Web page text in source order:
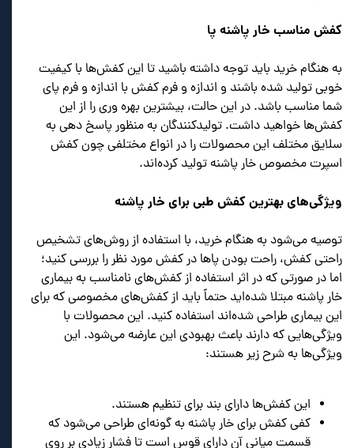
کفش مناسب خار پاشنه پا
به هنگام خرید باید توجه داشته باشید تا این کفش‌ها با کیفیت
خوبی تولید شده باشند و اندازه و فرم کفش با اندازه و فرم پای
شما مناسب باشد. در این حالت، بیشترین بهره وری را از این
کفش‌ها خواهید داشت. تولیدکنندگان به منظور پاسخ دهی به
سلایق مختلف این محصولات را در انواع مختلفی چون کفش
اسپرت مخصوص خار پاشنه تولید کرده‌اند.
ویژگی‌های بهترین کفش طبی برای خار پاشنه
توصیه می‌شود به هنگام خرید، با استفاده از روش‌های تشخیص
راحتی کفش، راحت بودن پاها در کفش مورد نظر را بررسی کنید؛
اما در صورتی که در اثر استفاده از کفش‌های نامناسب به بیماری
خار پاشنه مبتلا شده‌اید حتماً باید از کفش‌های مخصوصی که برای
این بیماری طراحی شده‌اند استفاده کنید. این محصولات با
ویژگی‌هایی که دارند باعث بهبودی این عارضه می‌شود. این
ویژگی‌ها به شرح زیر هستند:
این کفش‌ها دارای بند برای تنظیم هستند.
کفی کفش برای خار پاشنه به گونه‌ای طراحی می‌شود که
قسمت میانی آن دارای قوس است تا فشار زیادی بر روی